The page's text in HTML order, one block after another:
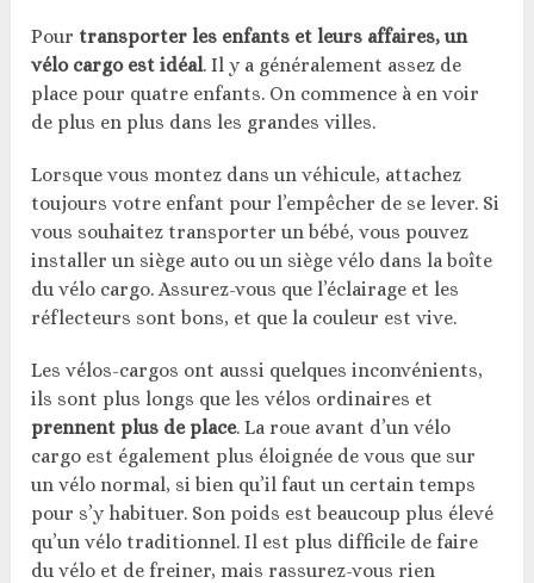
Pour transporter les enfants et leurs affaires, un
vélo cargo est idéal. Il y a généralement assez de
place pour quatre enfants. On commence à en voir
de plus en plus dans les grandes villes.
Lorsque vous montez dans un véhicule, attachez
toujours votre enfant pour l’empêcher de se lever. Si
vous souhaitez transporter un bébé, vous pouvez
installer un siège auto ou un siège vélo dans la boîte
du vélo cargo. Assurez-vous que l’éclairage et les
réflecteurs sont bons, et que la couleur est vive.
Les vélos-cargos ont aussi quelques inconvénients,
ils sont plus longs que les vélos ordinaires et
prennent plus de place. La roue avant d’un vélo
cargo est également plus éloignée de vous que sur
un vélo normal, si bien qu’il faut un certain temps
pour s’y habituer. Son poids est beaucoup plus élevé
qu’un vélo traditionnel. Il est plus difficile de faire
du vélo et de freiner, mais rassurez-vous rien